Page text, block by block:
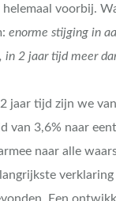
voorbij.
enorme stijging in
in 2 jaar tijd meer
jaar tijd zijn we
van 3,6% naar
naar alle
verklaring